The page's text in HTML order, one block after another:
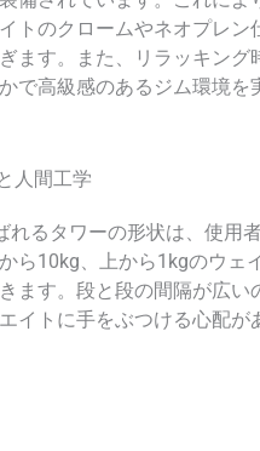
トのクロームやネオプレン
ます。また、リラッキング
で高級感のあるジム環境を
人間工学
れるタワーの形状は、使用
ら10kg、上から1kgのウェ
ます。段と段の間隔が広い
イトに手をぶつける心配が